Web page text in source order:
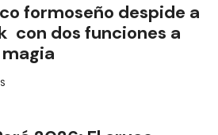
formoseño despide a
con dos funciones a